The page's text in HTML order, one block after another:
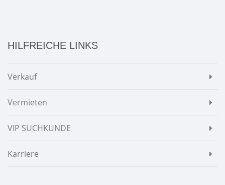
HILFREICHE LINKS
Verkauf
Vermieten
VIP SUCHKUNDE
Karriere